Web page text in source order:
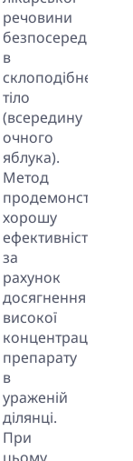
речовини
безпосередньо
в
склоподібне
тіло
(всередину
очного
яблука).
Метод
продемонстрував
хорошу
ефективність
за
рахунок
досягнення
високої
концентрації
препарату
в
ураженій
ділянці.
При